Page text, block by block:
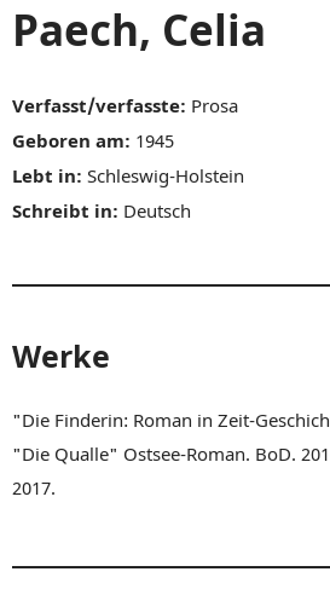
Paech, Celia
Verfasst/verfasste: Prosa
Geboren am: 1945
Lebt in: Schleswig-Holstein
Schreibt in: Deutsch
Werke
"Die Finderin: Roman in Zeit-
"Die Qualle" Ostsee-Roman. BoD.
2017.